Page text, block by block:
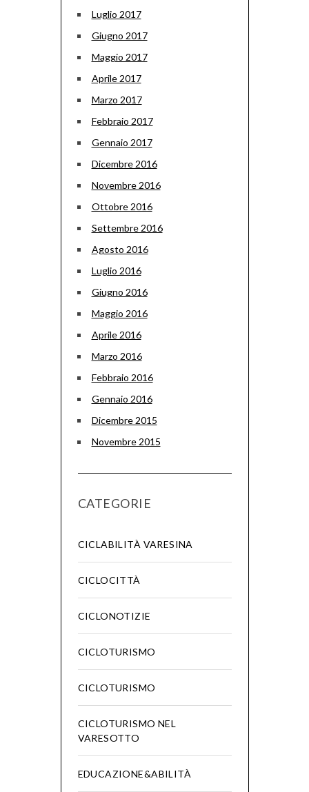
Luglio 2017
Giugno 2017
Maggio 2017
Aprile 2017
Marzo 2017
Febbraio 2017
Gennaio 2017
Dicembre 2016
Novembre 2016
Ottobre 2016
Settembre 2016
Agosto 2016
Luglio 2016
Giugno 2016
Maggio 2016
Aprile 2016
Marzo 2016
Febbraio 2016
Gennaio 2016
Dicembre 2015
Novembre 2015
CATEGORIE
CICLABILITÀ VARESINA
CICLOCITTÀ
CICLONOTIZIE
CICLOTURISMO
CICLOTURISMO
CICLOTURISMO NEL
VARESOTTO
EDUCAZIONE&ABILITÀ